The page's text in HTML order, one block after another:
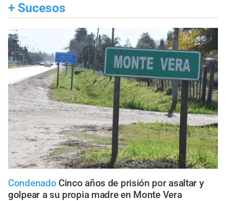
+ Sucesos
Condenado Cinco años de prisión por asaltar y
golpear a su propia madre en Monte Vera